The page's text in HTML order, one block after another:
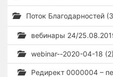
Поток Благодарностей
вебинары 24/
webinar--2020-04-18 (2)
Редирект 0000004 –